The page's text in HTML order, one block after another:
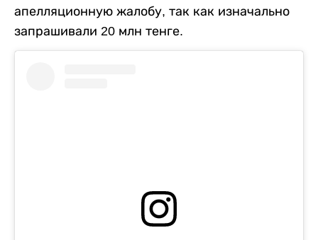
апелляционную жалобу, так как изначально
запрашивали 20 млн тенге.